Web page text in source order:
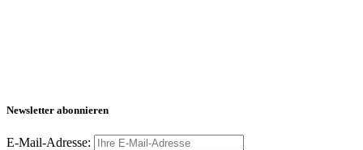
Newsletter abonnieren
E-Mail-Adresse: